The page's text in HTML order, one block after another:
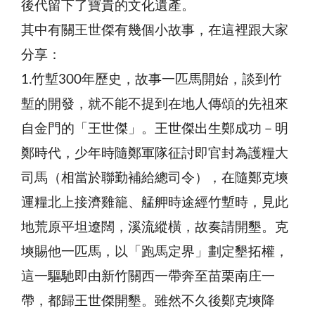
後代留下了寶貴的文化遺產。
其中有關王世傑有幾個小故事，在這裡跟大家
分享：
1.竹塹300年歷史，故事一匹馬開始，談到竹
塹的開發，就不能不提到在地人傳頌的先祖來
自金門的「王世傑」。王世傑出生鄭成功－明
鄭時代，少年時隨鄭軍隊征討即官封為護糧大
司馬（相當於聯勤補給總司令），在隨鄭克塽
運糧北上接濟雞籠、艋舺時途經竹塹時，見此
地荒原平坦遼闊，溪流縱橫，故奏請開墾。克
塽賜他一匹馬，以「跑馬定界」劃定墾拓權，
這一驅馳即由新竹關西一帶奔至苗栗南庄一
帶，都歸王世傑開墾。雖然不久後鄭克塽降